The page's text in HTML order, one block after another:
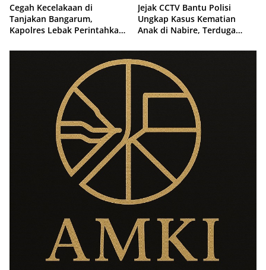
Cegah Kecelakaan di
Tanjakan Bangarum,
Kapolres Lebak Perintahkan
Lintas
Jejak CCTV Bantu Polisi
Ungkap Kasus Kematian
Anak di Nabire, Terduga
Jam